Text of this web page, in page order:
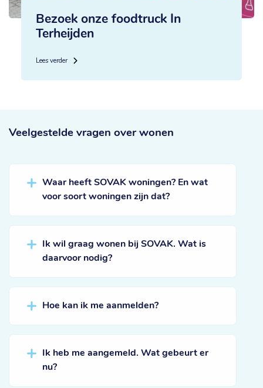
Bezoek onze foodtruck In
Terheijden
Lees verder
Veelgestelde vragen over wonen
Waar heeft SOVAK woningen? En wat
voor soort woningen zijn dat?
Ik wil graag wonen bij SOVAK. Wat is
daarvoor nodig?
Hoe kan ik me aanmelden?
Ik heb me aangemeld. Wat gebeurt er
nu?